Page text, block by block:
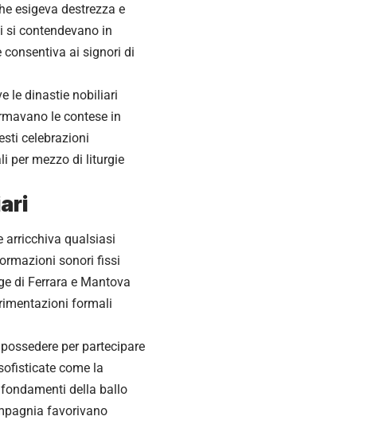
esigeva destrezza e
si contendevano in
consentiva ai signori di
le dinastie nobiliari
le contese in
celebrazioni
per mezzo di liturgie
arricchiva qualsiasi
sonori fissi
di Ferrara e Mantova
formali
per partecipare
come la
della ballo
favorivano